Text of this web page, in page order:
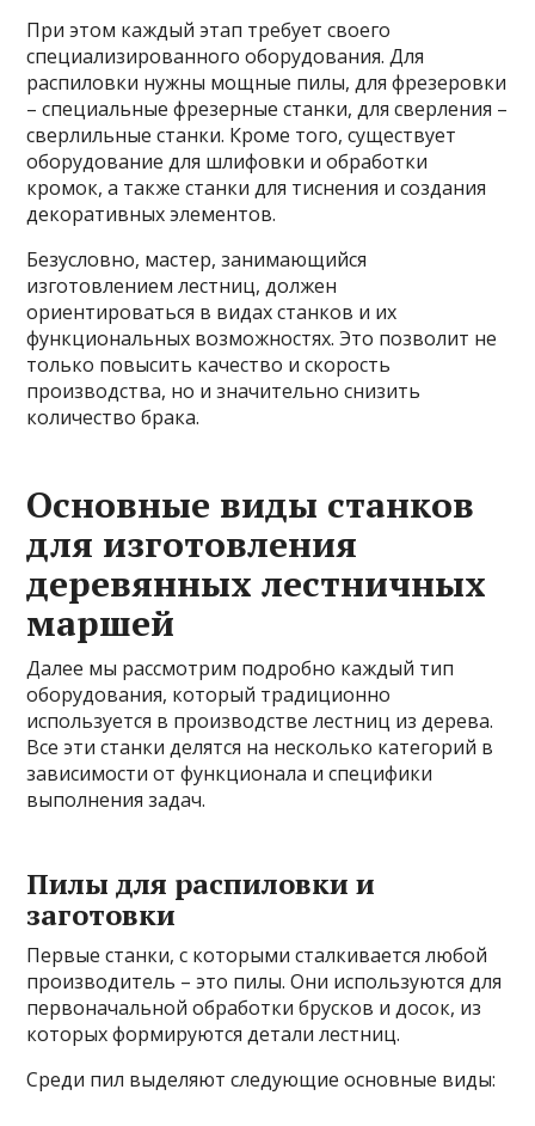
При этом каждый этап требует своего
специализированного оборудования. Для
распиловки нужны мощные пилы, для фрезеровки
– специальные фрезерные станки, для сверления –
сверлильные станки. Кроме того, существует
оборудование для шлифовки и обработки
кромок, а также станки для тиснения и создания
декоративных элементов.
Безусловно, мастер, занимающийся
изготовлением лестниц, должен
ориентироваться в видах станков и их
функциональных возможностях. Это позволит не
только повысить качество и скорость
производства, но и значительно снизить
количество брака.
Основные виды станков
для изготовления
деревянных лестничных
маршей
Далее мы рассмотрим подробно каждый тип
оборудования, который традиционно
используется в производстве лестниц из дерева.
Все эти станки делятся на несколько категорий в
зависимости от функционала и специфики
выполнения задач.
Пилы для распиловки и
заготовки
Первые станки, с которыми сталкивается любой
производитель – это пилы. Они используются для
первоначальной обработки брусков и досок, из
которых формируются детали лестниц.
Среди пил выделяют следующие основные виды: